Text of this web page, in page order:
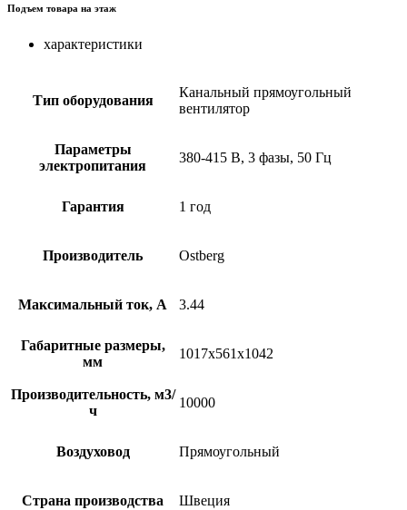
Подъем товара на этаж
характеристики
Тип оборудования
Канальный прямоугольный
вентилятор
Параметры
электропитания
380-415 В, 3 фазы, 50 Гц
Гарантия 1 год
Производитель Ostberg
Максимальный ток, А 3.44
Габаритные размеры,
мм
1017x561x1042
Производительность, м3/
ч
10000
Воздуховод Прямоугольный
Страна производства Швеция